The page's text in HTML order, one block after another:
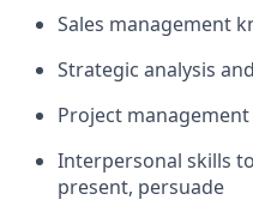
Sales management
Strategic analysis
Project management
Interpersonal skills
present, persuade